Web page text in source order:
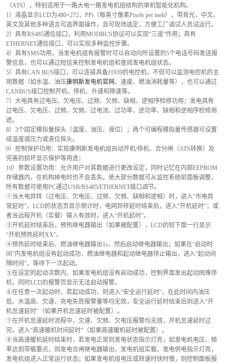
（ATS），特别适用于一路大电一路发电机组结构的单机智能化机构。
1）液晶显示LCD为480×272，PPi（每英寸像素Pixels per ineh），带背光，中文、
英文及其他多种语言可选界面操作，且可现场选定，方便工厂调试人员试运行。
2）具有RS485通信接口，利用MODBUS协议可以实现“三遥”作用；具有
ETHERNET通信接口，可以实现多种监控步骤。
4）具有SMS功用，当发电机组有报警时可以自动向所设置的5个电话号码发送报
警信息，也可以通过短信来控制发电机组和查阅发电机组状态。
5）具有CAN BUS接口，可以连接具备J1939的电控机，不但可以监测电控机的主
用数据（如水温、油压康明斯发电机官网 、速度、燃油消耗量等），也可以通过
CANBUS接口控制开机、停机、升速和降速等。
7）大电具有过电压、欠电压、过频、欠频、缺相、逆相序检修功用；发电具有
过电压、欠电压、过频、欠频、过电流、过功率、逆功率、缺相和逆相序检修用
途。
8）3个固定模拟量探头（温度、油压、液位）；两个可编程模拟量传感器可设置
成温度或压力或液位探头。
9）控制保护功用：实现康明斯发电机组自动开机/停机、合分闸（ATS转换）及
完善的损坏显示保护等用途；
10）参数设置功用：允许用户对其数据进行更改设定，同时记忆在内部EEPROM
存储器内，在机构掉电时也不会丢失。绝大部分数据可从监控系统前面板调整，
所有数据可使用PC通过USB/RS485/ETHERNET接口调节。
①当大电异样（过电压、欠电压、过频、欠频、缺相和逆相）时，进入“市电异
常延时”，LCD的状态页显示倒计时，电网异样延时结束后，进入“开机延时”；或
者当远程开机（实载）输入有效时，进入“开机延时”。
③开机延时结束后，预热继电器输出（如果被配置），LCD的较下面一行显示
“开机预热延时XX”。
④预热延时结束后，燃油继电器输出1s，然后启动继电器输出；如果在“启动时
间”内发电机组没有起动成功，燃油继电器和起动继电器停止输出，进入“起动间
隔时间”，等待下一次起动。
⑤在设定的起动次数内，如果发电机组没有启动成功，控制界面发出起动困难停
机，同时LCD的报警页显示无法启动报警。
⑥在任意一次起动时，若起动成功，则进入“安全运行延时”，在此时间内油压
低、水温高、欠速、充电失败报警量等均无效，安全运行延时结束后则进入“开
机怠速延时”（如果开机怠速延时被配置）。
⑦在开机怠速延时流程中，欠速、欠频、欠电压报警均无效，开机怠速延时过
完，进入“高速暖机时间延时”（如果高速暖机延时被配置）。
⑧当高速暖机延时结束时，若发电正常则发电状态指示灯亮，如发电机电压、频
率达到带载要点，则发电合闸继电器输出，发电机组实载，发电供电指示灯亮，
发电机组进入正常运行状态；如果发电机组电压或转速时快时慢，则控制面板报